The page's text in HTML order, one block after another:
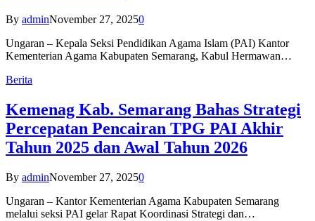
By adminNovember 27, 20250
Ungaran – Kepala Seksi Pendidikan Agama Islam (PAI) Kantor
Kementerian Agama Kabupaten Semarang, Kabul Hermawan…
Berita
Kemenag Kab. Semarang Bahas Strategi
Percepatan Pencairan TPG PAI Akhir
Tahun 2025 dan Awal Tahun 2026
By adminNovember 27, 20250
Ungaran – Kantor Kementerian Agama Kabupaten Semarang
melalui seksi PAI gelar Rapat Koordinasi Strategi dan…